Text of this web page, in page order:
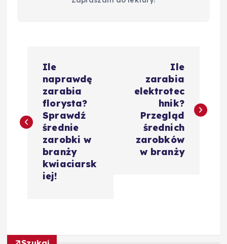
i
j
Ile
naprawdę
zarabia
florysta?
Sprawdź
średnie
zarobki w
branży
kwiaciarsk
iej!
Ile
zarabia
elektrotec
hnik?
Przegląd
średnich
zarobków
w branży